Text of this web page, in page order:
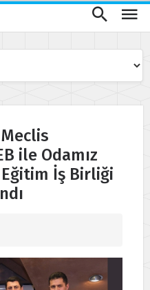
Meclis
ile Odamız
İş Birliği